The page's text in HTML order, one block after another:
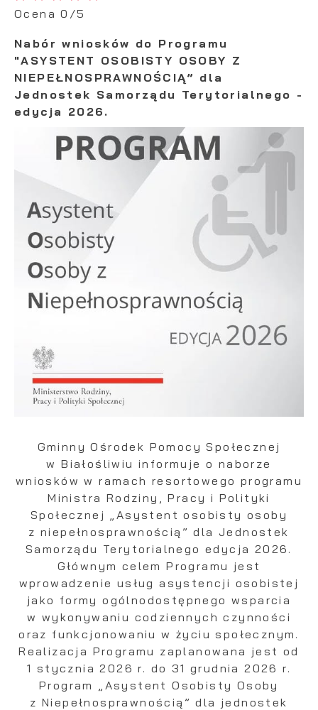
Ocena 0/5
Nabór wniosków do Programu
"ASYSTENT OSOBISTY OSOBY Z
NIEPEŁNOSPRAWNOŚCIĄ” dla
Jednostek Samorządu Terytorialnego -
edycja 2026.
Gminny Ośrodek Pomocy Społecznej
w Białośliwiu informuje o naborze
wniosków w ramach resortowego programu
Ministra Rodziny, Pracy i Polityki
Społecznej „Asystent osobisty osoby
z niepełnosprawnością” dla Jednostek
Samorządu Terytorialnego edycja 2026.
Głównym celem Programu jest
wprowadzenie usług asystencji osobistej
jako formy ogólnodostępnego wsparcia
w wykonywaniu codziennych czynności
oraz funkcjonowaniu w życiu społecznym.
Realizacja Programu zaplanowana jest od
1 stycznia 2026 r. do 31 grudnia 2026 r.
Program „Asystent Osobisty Osoby
z Niepełnosprawnością” dla jednostek
Twoich zwyczajów dotyczących przeglądanej
stronach podmiotów trzecich lub firm będących
partnerami oraz innych dostawców usług. Firmy
charakterze pośredników prezentujących nasze
postaci wiadomości, ofert, komunikatów mediów
społecznościowych.